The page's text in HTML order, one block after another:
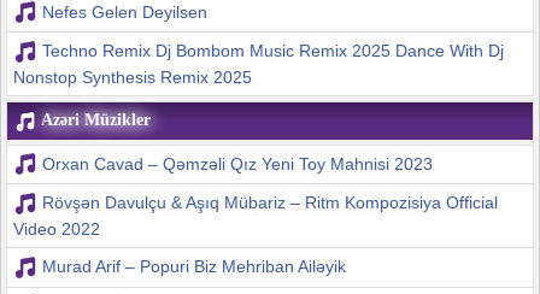
Nefes Gelen Deyilsen
Techno Remix Dj Bombom Music Remix 2025 Dance With Dj
Nonstop Synthesis Remix 2025
Azəri Müzikler
Orxan Cavad – Qəmzəli Qız Yeni Toy Mahnisi 2023
Rövşən Davulçu & Aşıq Mübariz – Ritm Kompozisiya Official
Video 2022
Murad Arif – Popuri Biz Mehriban Ailəyik